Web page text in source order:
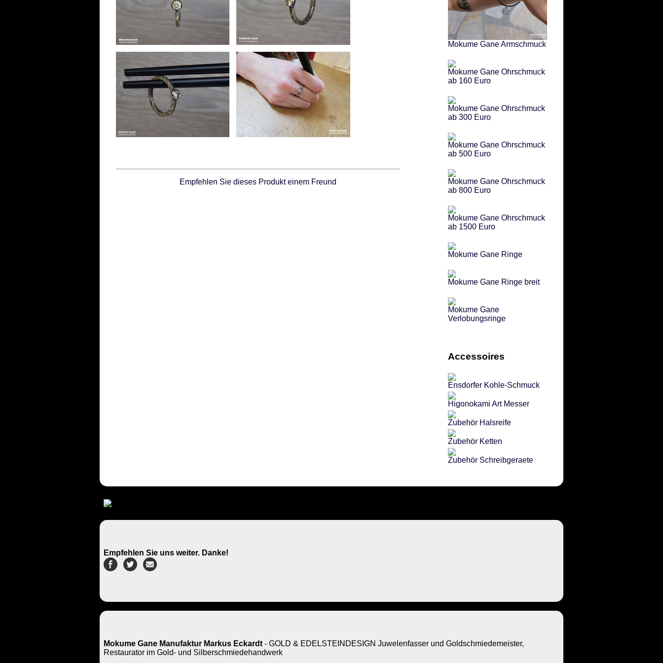
Empfehlen Sie dieses Produkt einem Freund
Mokume Gane Armschmuck
Mokume Gane Ohrschmuck
ab 160 Euro
Mokume Gane Ohrschmuck
ab 300 Euro
Mokume Gane Ohrschmuck
ab 500 Euro
Mokume Gane Ohrschmuck
ab 800 Euro
Mokume Gane Ohrschmuck
ab 1500 Euro
Mokume Gane Ringe
Mokume Gane Ringe breit
Mokume Gane
Verlobungsringe
Accessoires
Ensdorfer Kohle-Schmuck
Higonokami Art Messer
Zubehör Halsreife
Zubehör Ketten
Zubehör Schreibgeraete
Empfehlen Sie uns weiter. Danke!
Mokume Gane Manufaktur Markus Eckardt - GOLD & EDELSTEINDESIGN Juwelenfasser und Goldschmiedemeister,
Restaurator im Gold- und Silberschmiedehandwerk